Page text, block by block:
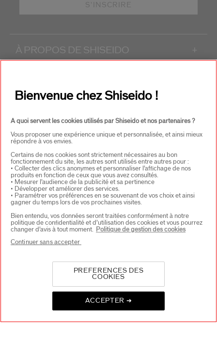
S'INSCRIRE
À PROPOS DE SHISEIDO +
CHOISISSEZ LE PAYS
SHISEIDO EUROPE
92200 NEUILLY-SUR-SEINE
Bienvenue chez Shiseido !
A quoi servent les cookies utilisés par Shiseido et nos partenaires ?
Vous proposer une expérience unique et personnalisée, et ainsi mieux
répondre à vos envies.
Certains de nos cookies sont strictement nécessaires au bon
fonctionnement du site, les autres sont utilisés entre autres pour :
• Collecter des clics anonymes et personnaliser l’affichage de nos
produits en fonction de ceux que vous avez consultés.
• Mesurer l’audience de la publicité et sa pertinence
• Développer et améliorer des services.
• Paramétrer vos préférences en se souvenant de vos choix et ainsi
gagner du temps lors de vos prochaines visites.
Bien entendu, vos données seront traitées conformément à notre
politique de confidentialité et d’utilisation des cookies et vous pourrez
changer d’avis à tout moment. Politique de gestion des cookies
ACCEPTER ➔
PREFERENCES DES
COOKIES
Continuer sans accepter